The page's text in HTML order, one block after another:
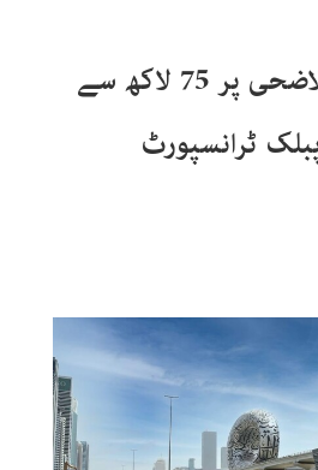
دبئی میں عیدالاضحی پر 75 لاکھ سے
ٹرانسپورٹ